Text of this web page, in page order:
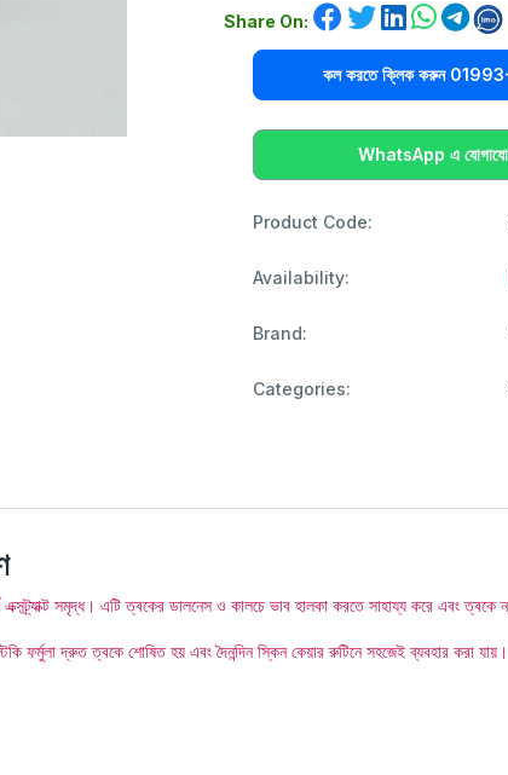
Share On:
কল করতে ক্লিক করুন
WhatsApp এ
Product Code:
Availability:
Brand:
Categories:
সমৃদ্ধ। এটি ত্বকের ডালনেস ও কালচে ভাব হালকা করতে সাহায্য করে এবং ত্বকে
দ্রুত ত্বকে শোষিত হয় এবং দৈনন্দিন স্কিন কেয়ার রুটিনে সহজেই ব্যবহার করা